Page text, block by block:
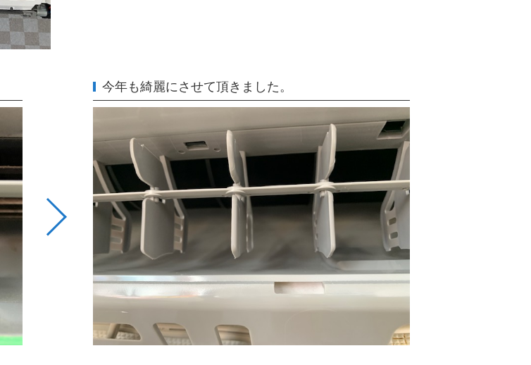
今年も綺麗にさせて頂きました。